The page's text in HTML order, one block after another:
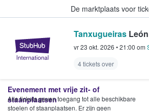
De marktplaats voor
StubHub: waar
Tanxugueiras
vr 23 okt. 2026 •21:00 om
4 tickets over
Evenement met vrije zit- of
staanplaatsen
Alle tickets geven toegang tot alle beschikbare
stoelen of staanplaatsen. Er zijn geen